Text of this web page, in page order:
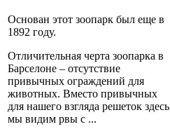
Основан этот зоопарк был еще в
1892 году.
Отличительная черта зоопарка в
Барселоне – отсутствие
привычных ограждений для
животных. Вместо привычных
для нашего взгляда решеток здесь
мы видим рвы с ...